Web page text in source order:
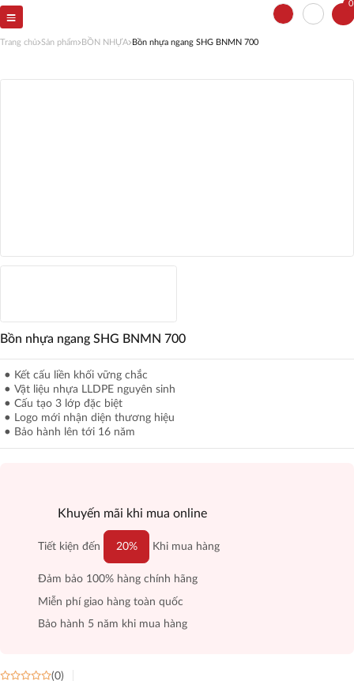
0
Trang chủ Sản phẩm BỒN NHỰA Bồn nhựa ngang SHG BNMN 700
Bồn nhựa ngang SHG BNMN 700
Kết cấu liền khối vững chắc
Vật liệu nhựa LLDPE nguyên sinh
Cấu tạo 3 lớp đặc biệt
Logo mới nhận diện thương hiệu
Bảo hành lên tới 16 năm
Khuyến mãi khi mua online
Tiết kiện đến 20% Khi mua hàng
Đảm bảo 100% hàng chính hãng
Miễn phí giao hàng toàn quốc
Bảo hành 5 năm khi mua hàng
(0)